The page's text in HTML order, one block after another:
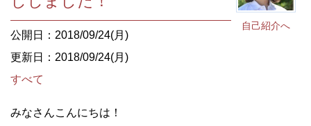
自己紹介へ
公開日：2018/09/24(月)
更新日：2018/09/24(月)
すべて
みなさんこんにちは！